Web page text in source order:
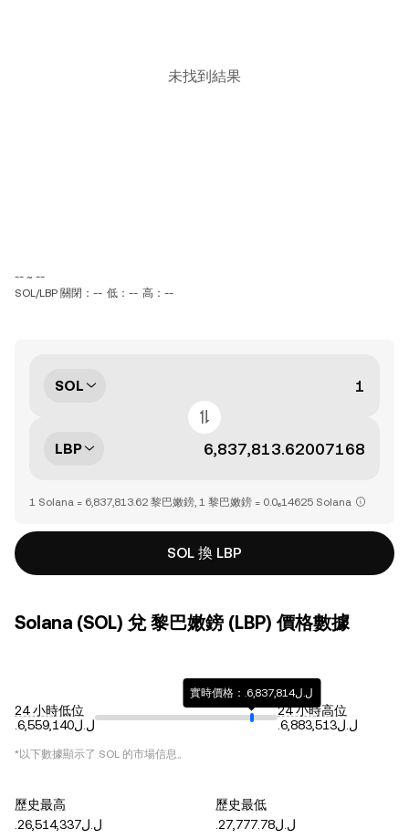
未找到結果
-- ~ --
SOL/LBP 關閉：-- 低：-- 高：--
SOL
LBP
1 Solana = 6,837,813.62 黎巴嫩鎊, 1 黎巴嫩鎊 = 0.0₆14625 Solana
SOL 換 LBP
Solana (SOL) 兌 黎巴嫩鎊 (LBP) 價格數據
24 小時低位
.ل.ل6,559,140
實時價格：.ل.ل6,837,814
24 小時高位
.ل.ل6,883,513
*以下數據顯示了 SOL 的市場信息。
歷史最高
.ل.ل26,514,337
歷史最低
.ل.ل27,777.78